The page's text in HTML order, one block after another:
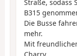
Straße, sodass
B315
Die Busse
mehr.
Mit